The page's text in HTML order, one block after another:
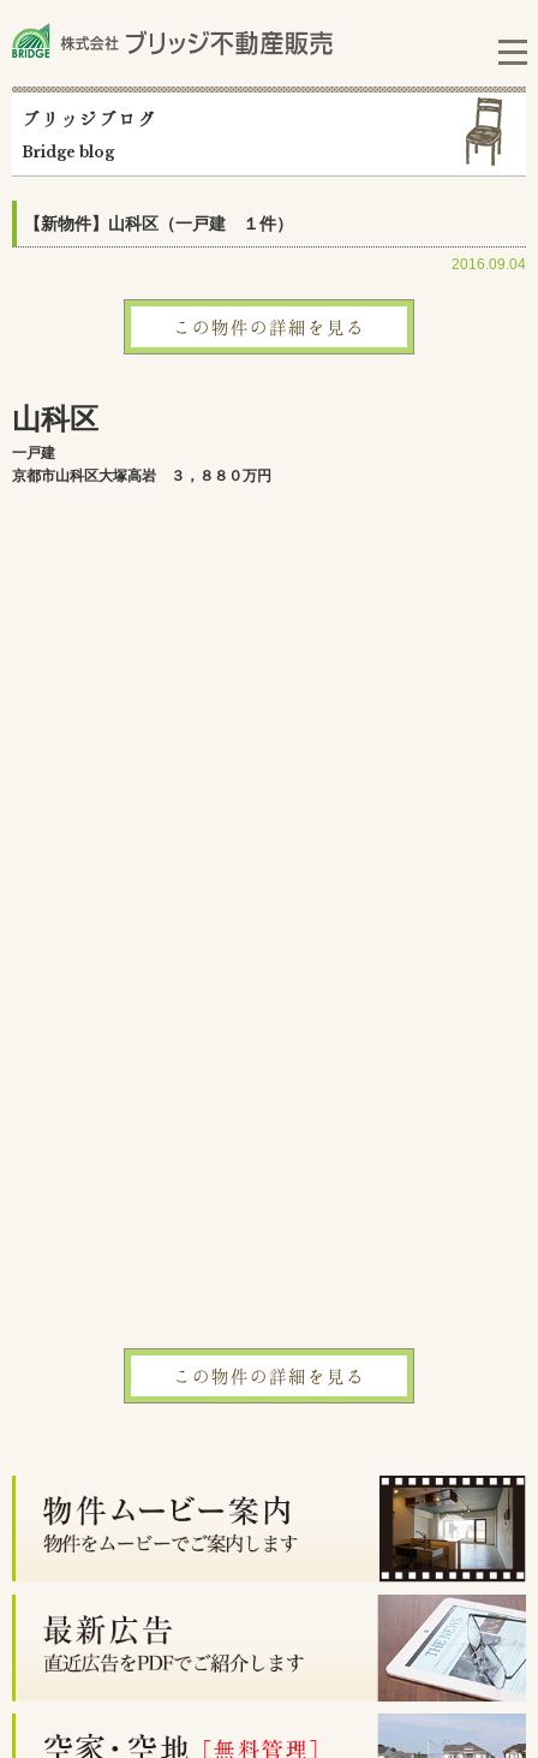
ブリッジブログ
Bridge blog
【新物件】山科区（一戸建 １件）
2016.09.04
この物件の詳細を見る
山科区
一戸建
京都市山科区大塚高岩 ３，８８０万円
この物件の詳細を見る